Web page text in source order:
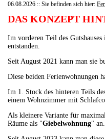
06.08.2026 :: Sie befinden sich hier:
DAS KONZEPT
Im vorderen Teil des
entstanden.
Seit August 2021 kann man sie
Diese beiden Ferienwohnungen
Im 1. Stock des hinteren Teils
einem Wohnzimmer mit
Als kleinere Variante für
Räume als "Giebelwohnung" an.